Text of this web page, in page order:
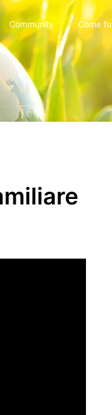
Community Come